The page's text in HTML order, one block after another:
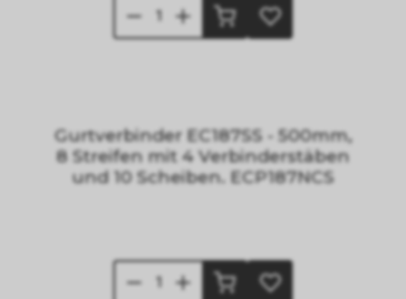
Gurtverbinder EC187SS - 500mm,
8 Streifen mit 4 Verbinderstäben
und 10 Scheiben. ECP187NCS